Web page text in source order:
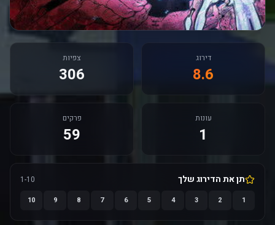
דירוג
8.6
צפיות
306
עונות
1
פרקים
59
תן את הדירוג שלך 1-10
1
2
3
4
5
6
7
8
9
10